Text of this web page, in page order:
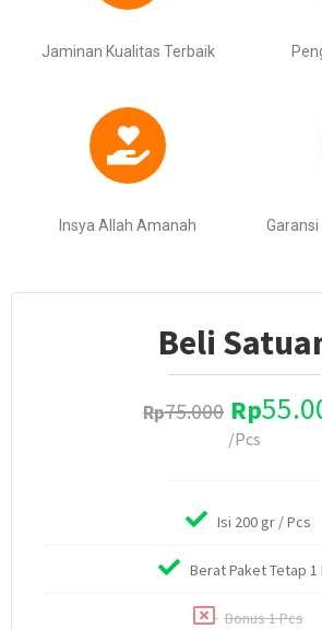
Jaminan Kualitas Terbaik
Insya Allah Amanah
Beli
Rp75.000 Rp
/Pcs
Isi 200 gr / Pcs
Berat Paket Tetap 1
Bonus 1 Pcs